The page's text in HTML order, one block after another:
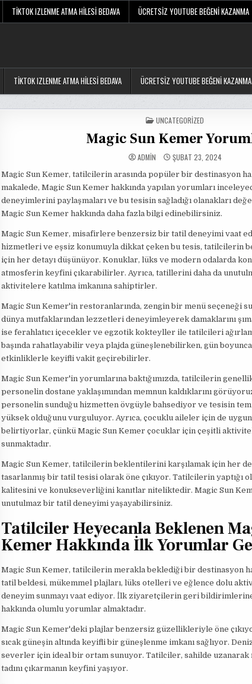
TIKTOK IZLENME ATMA HILESI BEDAVA ÜCRETSIZ YOUTUBE BEĞENI KAZANMA
TIKTOK IZLENME ATMA HILESI BEDAVA ÜCRETSIZ YOUTUBE BEĞENI KAZANMA
POSTED
IN
UNCATEGORIZED
Magic Sun Kemer
ADMIN ŞUBAT 23, 2024
Magic Sun Kemer, tatilcilerin arasında popüler bir destinasyon
makalede, Magic Sun Kemer hakkında yapılan yorumları
deneyimlerini paylaşmaları ve bu tesisin sağladığı olanakları
Magic Sun Kemer hakkında daha fazla bilgi edinebilirsiniz.
Magic Sun Kemer, misafirlere benzersiz bir tatil deneyimi vaat
hizmetleri ve eşsiz konumuyla dikkat çeken bu tesis, tatilcilerin
için her detayı düşünüyor. Konuklar, lüks ve modern odalarda
atmosferin keyfini çıkarabilirler. Ayrıca, tatillerini daha da
aktivitelere katılma imkanına sahiptirler.
Magic Sun Kemer'in restoranlarında, zengin bir menü seçeneği
dünya mutfaklarından lezzetleri deneyimleyerek damaklarını
ise ferahlatıcı içecekler ve egzotik kokteyller ile tatilcileri
başında rahatlayabilir veya plajda güneşlenebilirken, gün
etkinliklerle keyifli vakit geçirebilirler.
Magic Sun Kemer'in yorumlarına baktığımızda, tatilcilerin
personelin dostane yaklaşımından memnun kaldıklarını
personelin sunduğu hizmetten övgüyle bahsediyor ve tesisin
yüksek olduğunu vurguluyor. Ayrıca, çocuklu aileler için de
belirtiyorlar, çünkü Magic Sun Kemer çocuklar için çeşitli
sunmaktadır.
Magic Sun Kemer, tatilcilerin beklentilerini karşılamak için her
tasarlanmış bir tatil tesisi olarak öne çıkıyor. Tatilcilerin yaptığı
kalitesini ve konukseverliğini kanıtlar niteliktedir. Magic Sun
unutulmaz bir tatil deneyimi yaşayabilirsiniz.
Tatilciler Heyecanla Beklenen
Kemer Hakkında İlk Yorumlar
Magic Sun Kemer, tatilcilerin merakla beklediği bir destinasyon
tatil beldesi, mükemmel plajları, lüks otelleri ve eğlence dolu
deneyim sunmayı vaat ediyor. İlk ziyaretçilerin geri
hakkında olumlu yorumlar almaktadır.
Magic Sun Kemer'deki plajlar benzersiz güzellikleriyle öne
sıcak güneşin altında keyifli bir güneşlenme imkanı sağlıyor.
severler için ideal bir ortam sunuyor. Tatilciler, sahilde uzanarak
tadını çıkarmanın keyfini yaşıyor.